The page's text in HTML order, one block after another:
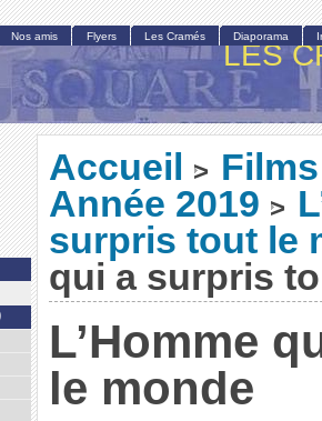
LES
Accueil >
Année 2019 >
surpris tout le
qui a surpris
L’Homme
le monde
Nos amis Flyers Les Cramés Diaporama